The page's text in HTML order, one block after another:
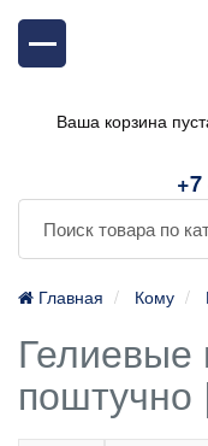
Ваша корзина
Главная Кому